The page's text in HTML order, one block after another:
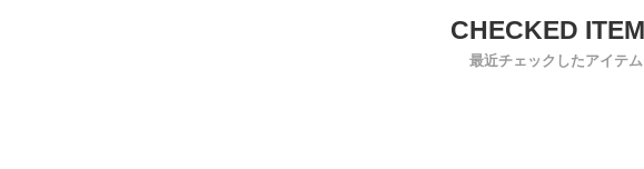
最近チェックしたアイテム